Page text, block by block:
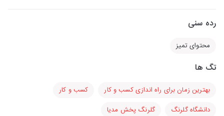
رده سنی
محتوای تمیز
تگ ها
بهترین زمان برای راه اندازی کسب و کار
کسب و کار
دانشگاه گلرنگ
گلرنگ پخش مدیا